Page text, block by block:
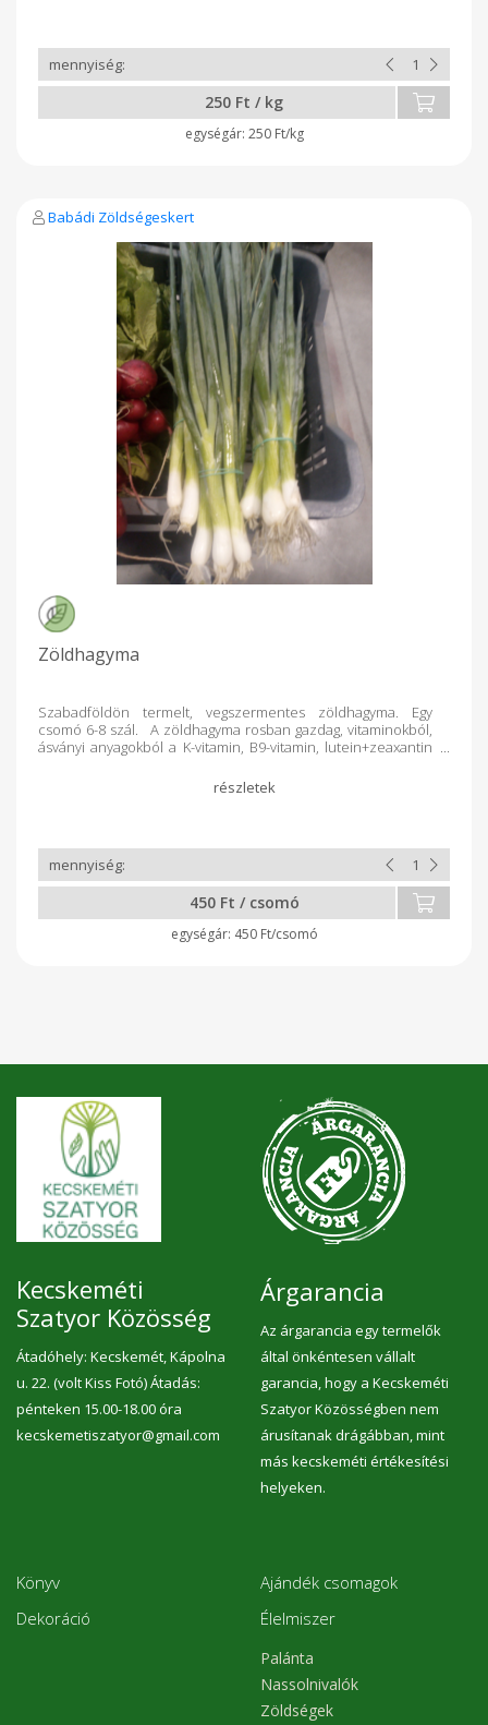
250 Ft / kg
250 Ft/kg
Babádi Zöldségeskert
Zöldhagyma
Szabadföldön termelt, vegszermentes zöldhagyma. Egy
csomó 6-8 szál. A zöldhagyma rosban gazdag, vitaminokból,
ásványi anyagokból a K-vitamin, B9-vitamin, lutein+zeaxantin
vitamin tartalma sem elhanyagolható.
450 Ft / csomó
450 Ft/csomó
Kecskeméti
Szatyor Közösség
Átadóhely: Kecskemét, Kápolna
u. 22. (volt Kiss Fotó) Átadás:
pénteken 15.00-18.00 óra
kecskemetiszatyor@gmail.com
Árgarancia
Az árgarancia egy termelők
által önkéntesen vállalt
garancia, hogy a Kecskeméti
Szatyor Közösségben nem
árusítanak drágábban, mint
más kecskeméti értékesítési
helyeken.
Könyv
Dekoráció
Ajándék csomagok
Élelmiszer
Palánta
Nassolnivalók
Zöldségek